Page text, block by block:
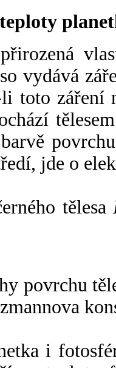
vydává
toto záření
jde o
tělesa
povrchu
i